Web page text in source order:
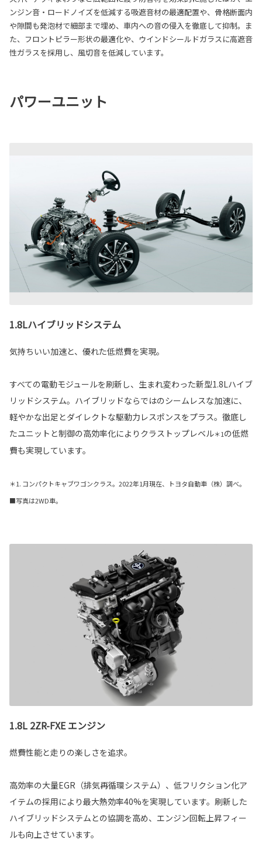
ンジン音・ロードノイズを低減する吸遮音材の最適配置や、骨格断面内
や隙間も発泡材で細部まで埋め、車内への音の侵入を徹底して抑制。ま
た、フロントピラー形状の最適化や、ウインドシールドガラスに高遮音
性ガラスを採用し、風切音を低減しています。
パワーユニット
1.8Lハイブリッドシステム
気持ちいい加速と、優れた低燃費を実現。
すべての電動モジュールを刷新し、生まれ変わった新型1.8Lハイブ
リッドシステム。ハイブリッドならではのシームレスな加速に、
軽やかな出足とダイレクトな駆動力レスポンスをプラス。徹底し
たユニットと制御の高効率化によりクラストップレベル＊1の低燃
費も実現しています。
＊1. コンパクトキャブワゴンクラス。2022年1月現在、トヨタ自動車（株）調べ。
■写真は2WD車。
1.8L 2ZR-FXE エンジン
燃費性能と走りの楽しさを追求。
高効率の大量EGR（排気再循環システム）、低フリクション化ア
イテムの採用により最大熱効率40%を実現しています。刷新した
ハイブリッドシステムとの協調を高め、エンジン回転上昇フィー
ルも向上させています。